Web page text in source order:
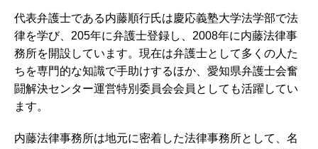
代表弁護士である内藤順行氏は慶応義塾大学法学部で法
律を学び、205年に弁護士登録し、2008年に内藤法律事
務所を開設しています。現在は弁護士として多くの人た
ちを専門的な知識で手助けするほか、愛知県弁護士会奮
闘解決センター運営特別委員会会員としても活躍してい
ます。
内藤法律事務所は地元に密着した法律事務所として、名